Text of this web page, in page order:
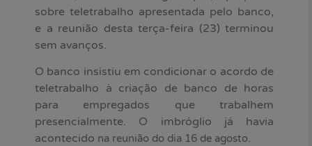
sobre teletrabalho apresentada pelo banco,
e a reunião desta terça-feira (23) terminou
sem avanços.
O banco insistiu em condicionar o acordo de
teletrabalho à criação de banco de horas
para empregados que trabalhem
presencialmente. O imbróglio já havia
acontecido na reunião do dia 16 de agosto.